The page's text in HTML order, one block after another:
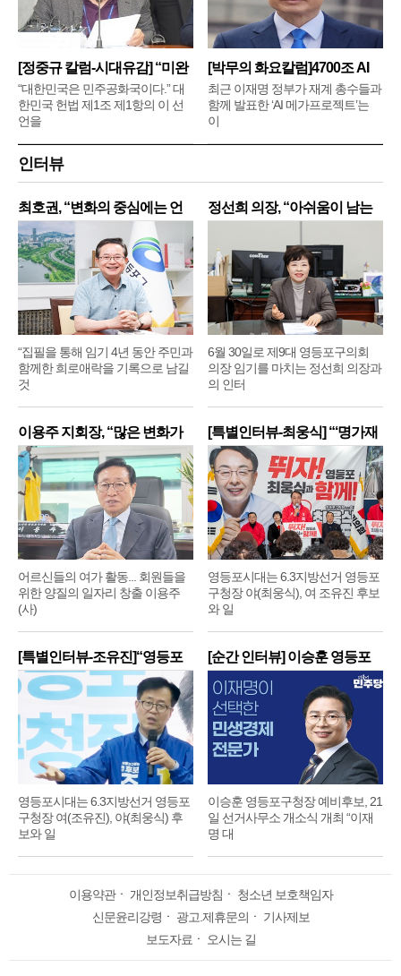
[정중규 칼럼-시대유감] “미완
“대한민국은 민주공화국이다.” 대
한민국 헌법 제1조 제1항의 이 선
언을
[박무의 화요칼럼]4700조 AI
메
최근 이재명 정부가 재계 총수들과
함께 발표한 ‘AI 메가프로젝트’는
이
인터뷰
최호권, “변화의 중심에는 언
제
“집필을 통해 임기 4년 동안 주민과
함께한 희로애락을 기록으로 남길
것
정선희 의장, “아쉬움이 남는
6월 30일로 제9대 영등포구의회
의장 임기를 마치는 정선희 의장과
의 인터
이용주 지회장, “많은 변화가
어르신들의 여가 활동... 회원들을
위한 양질의 일자리 창출 이용주
(사)
[특별인터뷰-최웅식] “‘명가재
영등포시대는 6.3지방선거 영등포
구청장 야(최웅식), 여 조유진 후보
와 일
[특별인터뷰-조유진]“영등포
구
영등포시대는 6.3지방선거 영등포
구청장 여(조유진), 야(최웅식) 후
보와 일
[순간 인터뷰] 이승훈 영등포
구
이승훈 영등포구청장 예비후보, 21
일 선거사무소 개소식 개최 “이재
명 대
이용약관ㆍ 개인정보취급방침 ㆍ 청소년 보호책임자
신문윤리강령 ㆍ 광고.제휴문의 ㆍ 기사제보
보도자료ㆍ 오시는 길